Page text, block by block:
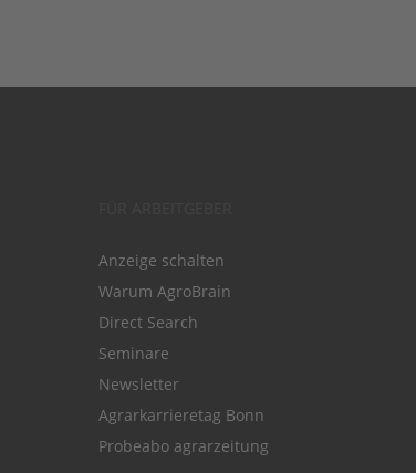
Anzeige schalten
Warum AgroBrain
Direct Search
Seminare
Newsletter
Agrarkarrieretag Bonn
Probeabo agrarzeitung